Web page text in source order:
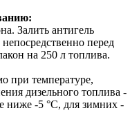
Залить антигель
перед
на 250 л топлива.
при температуре,
дизельного топлива -
ниже -5 °С, для зимних -